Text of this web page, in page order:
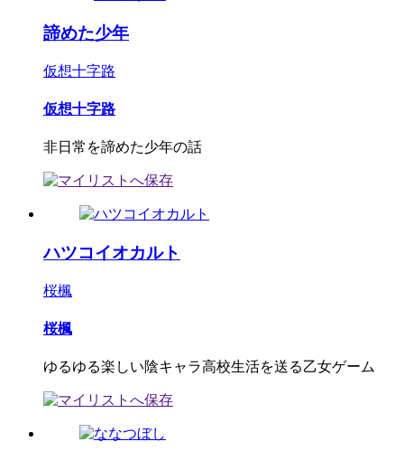
諦めた少年
仮想十字路
仮想十字路
非日常を諦めた少年の話
ハツコイオカルト
桜楓
桜楓
ゆるゆる楽しい陰キャラ高校生活を送る乙女ゲーム